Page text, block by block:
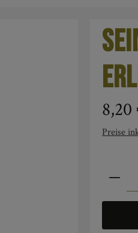
Preise